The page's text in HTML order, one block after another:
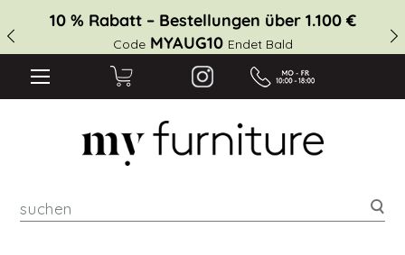
10 % Rabatt – Bestellungen über 1.100 €
CodeMYAUG10 Endet Bald